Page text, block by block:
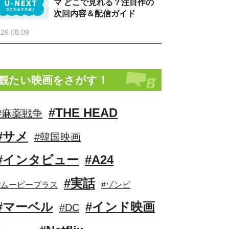
マ どこで見れる？注目作の
次回内容＆配信ガイド
たい映画をさがす！
薬戦争 #THE HEAD
サメ
#韓国映画
インタビュー #A24
ービープラス #実話 #ゾンビ
マーベル #DC #インド映画